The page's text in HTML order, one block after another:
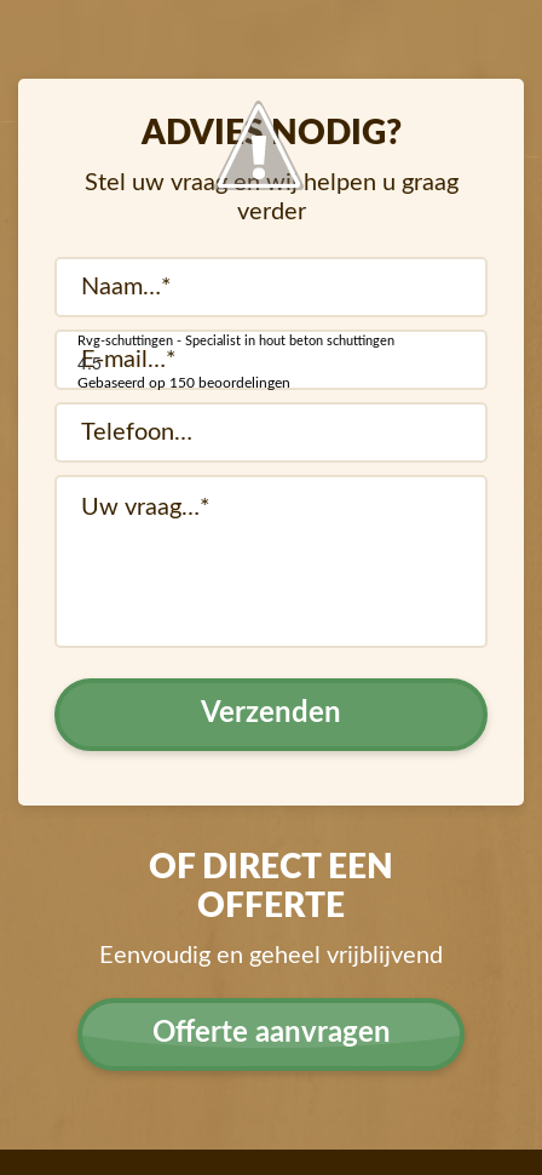
ADVIES NODIG?
Stel uw vraag en wij helpen u graag
verder
Naam
(Vereist)
mail
(Vereist)
Telefoon…
(Vereist)
Rvg-schuttingen - Specialist in hout beton schuttingen
4.5
Gebaseerd op 150 beoordelingen
OF DIRECT EEN
OFFERTE
Eenvoudig en geheel vrijblijvend
Offerte aanvragen